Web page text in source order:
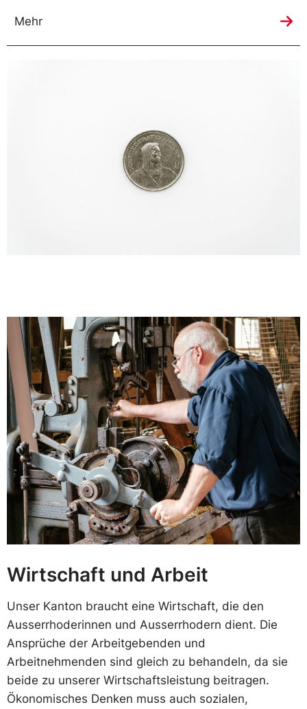
Mehr
Wirtschaft und Arbeit
Unser Kanton braucht eine Wirtschaft, die den
Ausserrhoderinnen und Ausserrhodern dient. Die
Ansprüche der Arbeitgebenden und
Arbeitnehmenden sind gleich zu behandeln, da sie
beide zu unserer Wirtschaftsleistung beitragen.
Ökonomisches Denken muss auch sozialen,